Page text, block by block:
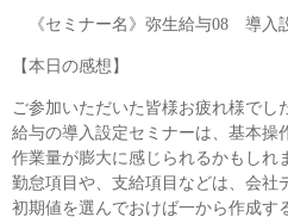
《セミナー名》弥生給与08 導入
【本日の感想】
ご参加いただいた皆様お疲れ様でし
給与の導入設定セミナーは、基本操
作業量が膨大に感じられるかもしれ
勤怠項目や、支給項目などは、会社
初期値を選んでおけば一から作成す